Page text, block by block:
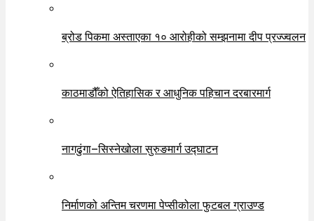
ब्रोड पिकमा अस्ताएका १० आरोहीको सम्झनामा दीप प्रज्ज्वलन
काठमाडौँको ऐतिहासिक र आधुनिक पहिचान दरबारमार्ग
नागढुंगा–सिस्नेखोला सुरुङमार्ग उद्घाटन
निर्माणको अन्तिम चरणमा पेप्सीकोला फुटबल ग्राउण्ड